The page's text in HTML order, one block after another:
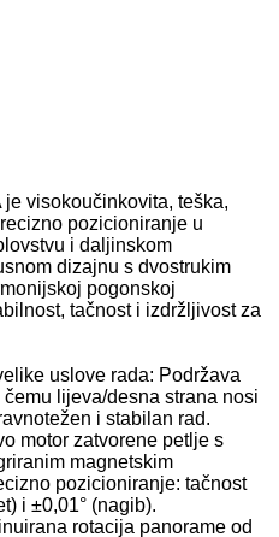
visokoučinkovita, teška,
pozicioniranje u
i daljinskom
dizajnu s dvostrukim
pogonskoj
tačnost i izdržljivost za
uslove rada: Podržava
lijeva/desna strana nosi
i stabilan rad.
motor zatvorene petlje s
magnetskim
pozicioniranje: tačnost
i ±0,01° (nagib).
rotacija panorame od